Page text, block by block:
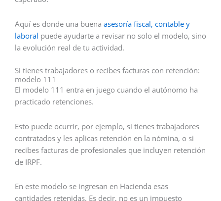
Aquí es donde una buena asesoría fiscal, contable y
laboral puede ayudarte a revisar no solo el modelo, sino
la evolución real de tu actividad.
Si tienes trabajadores o recibes facturas con retención:
modelo 111
El modelo 111 entra en juego cuando el autónomo ha
practicado retenciones.
Esto puede ocurrir, por ejemplo, si tienes trabajadores
contratados y les aplicas retención en la nómina, o si
recibes facturas de profesionales que incluyen retención
de IRPF.
En este modelo se ingresan en Hacienda esas
cantidades retenidas. Es decir, no es un impuesto